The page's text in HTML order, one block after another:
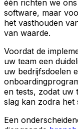
één richten we
software, maar
het vasthouden
van waarde.
Voordat de
uw team een
uw bedrijfsdoelen
en tests, zodat uw
slag kan zodra het
Een